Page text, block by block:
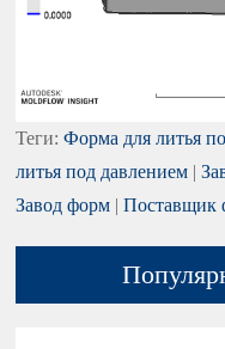
Теги:Форма для литья
литья под давлением |
Завод форм |Поставщик